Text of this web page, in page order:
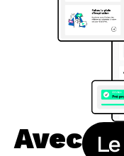
Avec